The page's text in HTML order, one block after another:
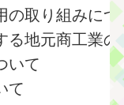
の取り組みにつ
る地元商工業
いて
て